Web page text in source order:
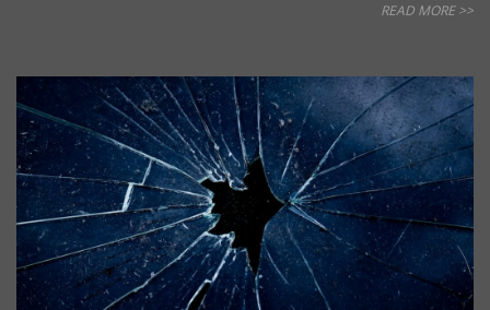
READ MORE >>